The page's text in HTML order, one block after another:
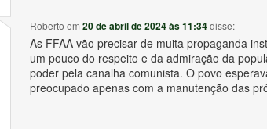
Roberto em20 de abril de 2024 às 11:34disse:
As FFAA vão precisar de muita propaganda
um pouco do respeito e da admiração da
poder pela canalha comunista. O povo
preocupado apenas com a manutenção das